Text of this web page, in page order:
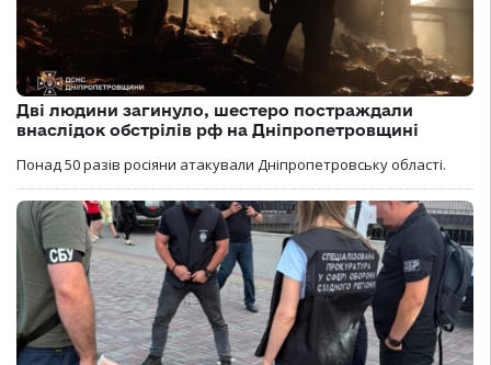
Дві людини загинуло, шестеро постраждали
внаслідок обстрілів рф на Дніпропетровщині
Понад 50 разів росіяни атакували Дніпропетровську області.